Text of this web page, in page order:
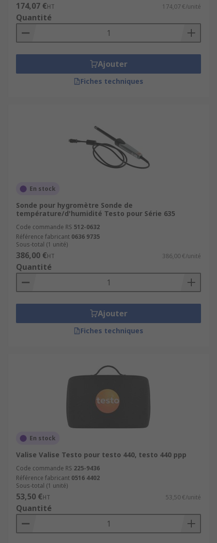
174,07 €HT 174,07 €/unité
Quantité
Ajouter
Fiches techniques
En stock
Sonde pour hygromètre Sonde de
température/d'humidité Testo pour Série 635
Code commande RS 512-0632
Référence fabricant 0636 9735
Sous-total (1 unité)
386,00 €HT 386,00 €/unité
Quantité
Ajouter
Fiches techniques
En stock
Valise Valise Testo pour testo 440, testo 440 ppp
Code commande RS 225-9436
Référence fabricant 0516 4402
Sous-total (1 unité)
53,50 €HT 53,50 €/unité
Quantité